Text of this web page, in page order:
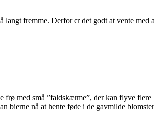
fremme. Derfor er det godt at vente med
med små ”faldskærme”, der kan flyve flere
bierne nå at hente føde i de gavmilde